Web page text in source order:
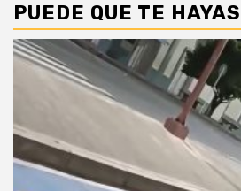
PUEDE QUE TE